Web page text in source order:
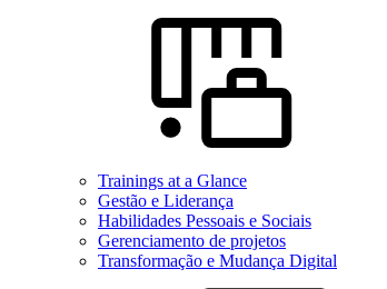
Trainings at a Glance
Gestão e Liderança
Habilidades Pessoais e Sociais
Gerenciamento de projetos
Transformação e Mudança Digital